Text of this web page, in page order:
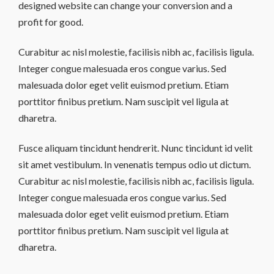
designed website can change your conversion and a
profit for good.
Curabitur ac nisl molestie, facilisis nibh ac, facilisis ligula.
Integer congue malesuada eros congue varius. Sed
malesuada dolor eget velit euismod pretium. Etiam
porttitor finibus pretium. Nam suscipit vel ligula at
dharetra.
Fusce aliquam tincidunt hendrerit. Nunc tincidunt id velit
sit amet vestibulum. In venenatis tempus odio ut dictum.
Curabitur ac nisl molestie, facilisis nibh ac, facilisis ligula.
Integer congue malesuada eros congue varius. Sed
malesuada dolor eget velit euismod pretium. Etiam
porttitor finibus pretium. Nam suscipit vel ligula at
dharetra.